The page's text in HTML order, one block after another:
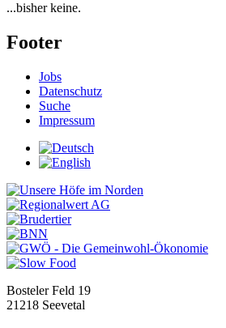
...bisher keine.
Footer
Jobs
Datenschutz
Suche
Impressum
Bosteler Feld 19
21218 Seevetal